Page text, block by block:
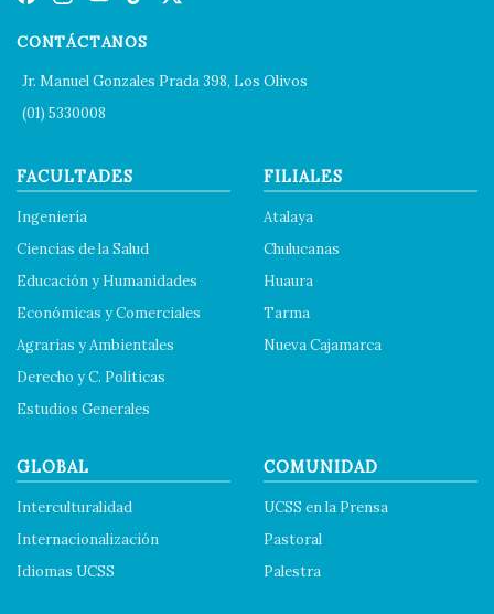
CONTÁCTANOS
Jr. Manuel Gonzales Prada 398, Los Olivos
(01) 5330008
FACULTADES
Ingeniería
Ciencias de la Salud
Educación y Humanidades
Económicas y Comerciales
Agrarias y Ambientales
Derecho y C. Políticas
Estudios Generales
FILIALES
Atalaya
Chulucanas
Huaura
Tarma
Nueva Cajamarca
GLOBAL
Interculturalidad
Internacionalización
Idiomas UCSS
COMUNIDAD
UCSS en la Prensa
Pastoral
Palestra